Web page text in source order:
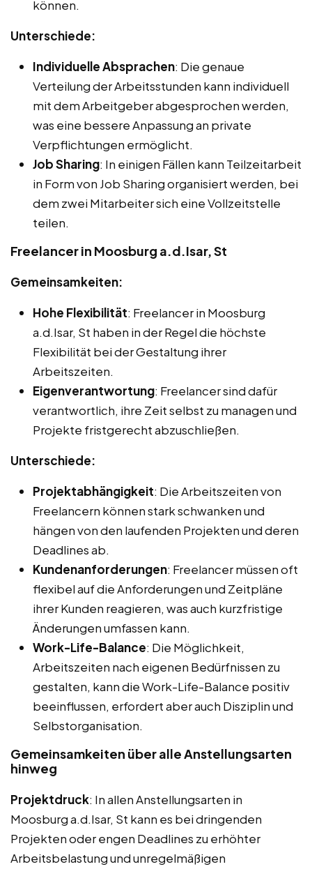
können.
Unterschiede:
Individuelle Absprachen: Die genaue
Verteilung der Arbeitsstunden kann individuell
mit dem Arbeitgeber abgesprochen werden,
was eine bessere Anpassung an private
Verpflichtungen ermöglicht.
Job Sharing: In einigen Fällen kann Teilzeitarbeit
in Form von Job Sharing organisiert werden, bei
dem zwei Mitarbeiter sich eine Vollzeitstelle
teilen.
Freelancer in Moosburg a.d.Isar, St
Gemeinsamkeiten:
Hohe Flexibilität: Freelancer in Moosburg
a.d.Isar, St haben in der Regel die höchste
Flexibilität bei der Gestaltung ihrer
Arbeitszeiten.
Eigenverantwortung: Freelancer sind dafür
verantwortlich, ihre Zeit selbst zu managen und
Projekte fristgerecht abzuschließen.
Unterschiede:
Projektabhängigkeit: Die Arbeitszeiten von
Freelancern können stark schwanken und
hängen von den laufenden Projekten und deren
Deadlines ab.
Kundenanforderungen: Freelancer müssen oft
flexibel auf die Anforderungen und Zeitpläne
ihrer Kunden reagieren, was auch kurzfristige
Änderungen umfassen kann.
Work-Life-Balance: Die Möglichkeit,
Arbeitszeiten nach eigenen Bedürfnissen zu
gestalten, kann die Work-Life-Balance positiv
beeinflussen, erfordert aber auch Disziplin und
Selbstorganisation.
Gemeinsamkeiten über alle Anstellungsarten
hinweg
Projektdruck: In allen Anstellungsarten in
Moosburg a.d.Isar, St kann es bei dringenden
Projekten oder engen Deadlines zu erhöhter
Arbeitsbelastung und unregelmäßigen